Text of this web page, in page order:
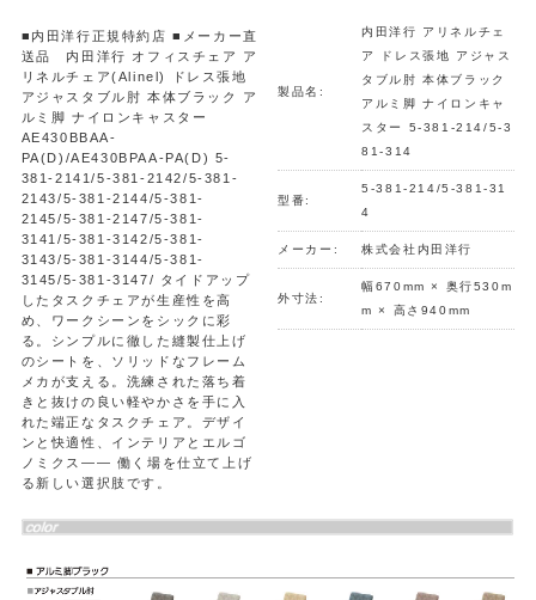
■内田洋行正規特約店 ■メーカー直
送品 内田洋行 オフィスチェア ア
リネルチェア(Alinel) ドレス張地
アジャスタブル肘 本体ブラック ア
ルミ脚 ナイロンキャスター
AE430BBAA-
PA(D)/AE430BPAA-PA(D) 5-
381-2141/5-381-2142/5-381-
2143/5-381-2144/5-381-
2145/5-381-2147/5-381-
3141/5-381-3142/5-381-
3143/5-381-3144/5-381-
3145/5-381-3147/ タイドアップ
したタスクチェアが生産性を高
め、ワークシーンをシックに彩
る。シンプルに徹した縫製仕上げ
のシートを、ソリッドなフレーム
メカが支える。洗練された落ち着
きと抜けの良い軽やかさを手に入
れた端正なタスクチェア。デザイ
ンと快適性、インテリアとエルゴ
ノミクス―― 働く場を仕立て上げ
る新しい選択肢です。
製品名:
内田洋行 アリネルチェ
ア ドレス張地 アジャス
タブル肘 本体ブラック
アルミ脚 ナイロンキャ
スター 5-381-214/5-3
81-314
型番:
5-381-214/5-381-31
4
メーカー: 株式会社内田洋行
外寸法:
幅670mm × 奥行530m
m × 高さ940mm